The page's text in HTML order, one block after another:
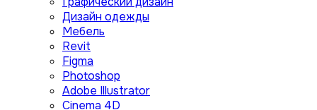
Дизайн одежды
Мебель
Revit
Figma
Photoshop
Adobe Illustrator
Сinema 4D